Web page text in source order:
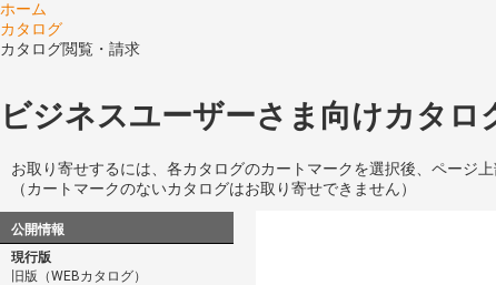
ホーム
カタログ
カタログ閲覧・請求
ビジネスユーザーさま向けカタロ
お取り寄せするには、各カタログのカートマークを選択後、ページ
（カートマークのないカタログはお取り寄せできません）
公開情報
現行版
旧版（WEBカタログ）